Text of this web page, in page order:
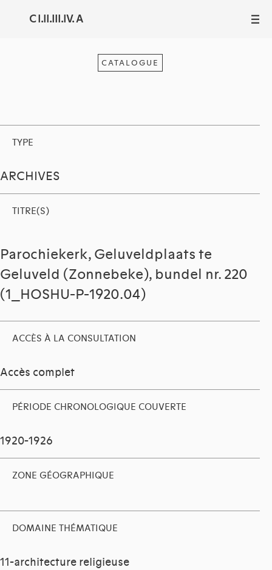
C I.II.III.IV. A III
CATALOGUE
TYPE
ARCHIVES
TITRE(S)
Parochiekerk, Geluveldplaats te
Geluveld (Zonnebeke), bundel nr. 220
(1_HOSHU-P-1920.04)
ACCÈS À LA CONSULTATION
Accès complet
PÉRIODE CHRONOLOGIQUE COUVERTE
1920-1926
ZONE GÉOGRAPHIQUE
DOMAINE THÉMATIQUE
11-architecture religieuse